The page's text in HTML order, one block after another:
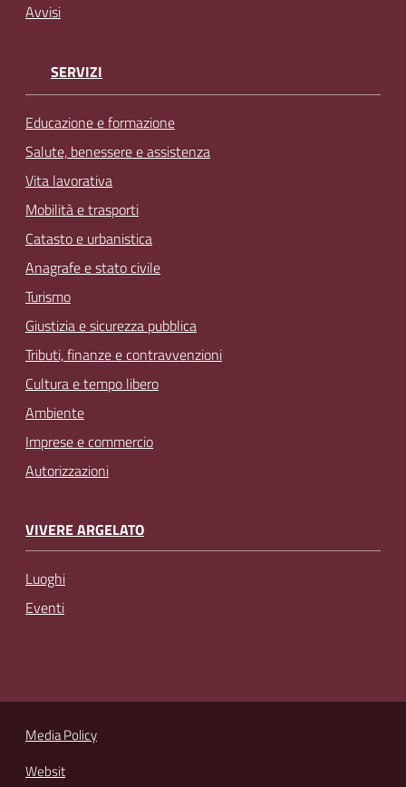
Avvisi
SERVIZI
Educazione e formazione
Salute, benessere e assistenza
Vita lavorativa
Mobilità e trasporti
Catasto e urbanistica
Anagrafe e stato civile
Turismo
Giustizia e sicurezza pubblica
Tributi, finanze e contravvenzioni
Cultura e tempo libero
Ambiente
Imprese e commercio
Autorizzazioni
VIVERE ARGELATO
Luoghi
Eventi
Media Policy
Websit